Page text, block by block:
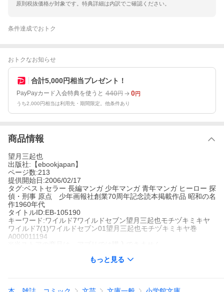
原則税抜価格が対象です。特典詳細は内訳でご確認ください。
条件達成でおトク
おトクなお知らせ
合計5,000円相当プレゼント！
PayPayカード入会特典を使うと 440円 0円
うち2,000円相当は利用先・期間限定。他条件あり
商品情報
望月三起也
出版社:【ebookjapan】
ページ数:213
提供開始日:2006/02/17
タグ:ベストセラー 長編マンガ 少年マンガ 青年マンガ ヒーロー 探
偵・刑事 原点 少年画報社創業70周年記念読本掲載作品 昭和の名
作1960年代
タイトルID:EB-105190
キーワード:ワイルド7ワイルドセブン望月三起也モチヅキミキヤ
ワイルド7(1)ワイルドセブン01望月三起也モチヅキミキヤ巻
A000011194
もっと見る